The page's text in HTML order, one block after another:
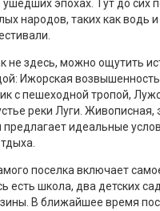
эпохах. Тут до сих
народов, таких как водь
не здесь, можно ощутить
Ижорская
с пешеходной тропой,
реки Луги. Живописная,
предлагает идеальные
поселка включает
есть школа, два детских
В ближайшее время